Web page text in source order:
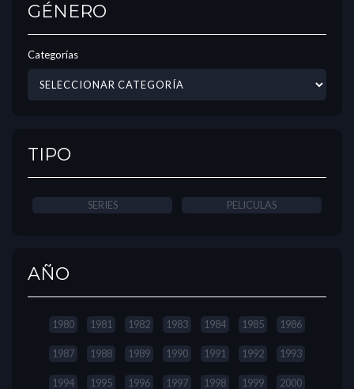
GÉNERO
Categorías
TIPO
SERIES PELICULAS
AÑO
1980 1981 1982 1983 1984 1985 1986
1987 1988 1989 1990 1991 1992 1993
1994 1995 1996 1997 1998 1999 2000